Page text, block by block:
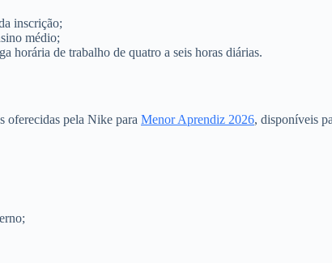
inscrição;
médio;
horária de trabalho de quatro a seis horas diárias.
oferecidas pela Nike para Menor Aprendiz 2026, disponíveis